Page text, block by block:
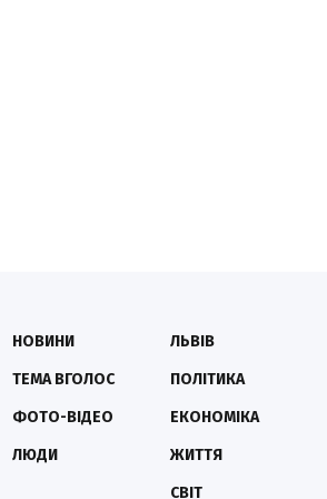
НОВИНИ
ТЕМА ВГОЛОС
ФОТО-ВІДЕО
ЛЮДИ
ЛЬВІВ
ПОЛІТИКА
ЕКОНОМІКА
ЖИТТЯ
СВІТ